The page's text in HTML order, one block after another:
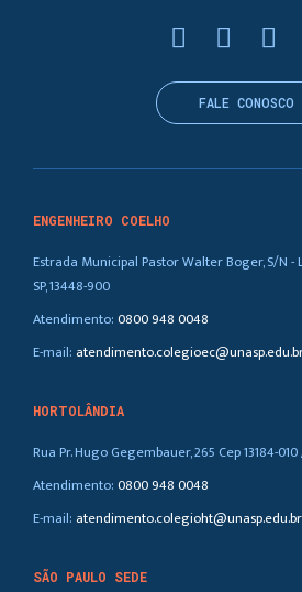
ENGENHEIRO COELHO
Estrada Municipal Pastor Walter Boger, S/N -
SP, 13448-900
Atendimento:0800 948 0048
E-mail:
HORTOLÂNDIA
Rua Pr. Hugo Gegembauer, 265 Cep 13184-
Atendimento:0800 948 0048
E-mail: atendimento.colegioht@unasp.edu.br
SÃO PAULO SEDE
FALE CONOSCO